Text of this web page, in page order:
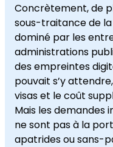
Concrètement, de
sous-traitance de
dominé par les
administrations
des empreintes
pouvait s’y
visas et le coût
Mais les demandes
ne sont pas à la
apatrides ou sans-